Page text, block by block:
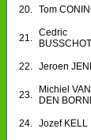
20. Tom
21. Cedric
22. Jeroen
23.
Michiel VAN
DEN
24. Jozef KELL